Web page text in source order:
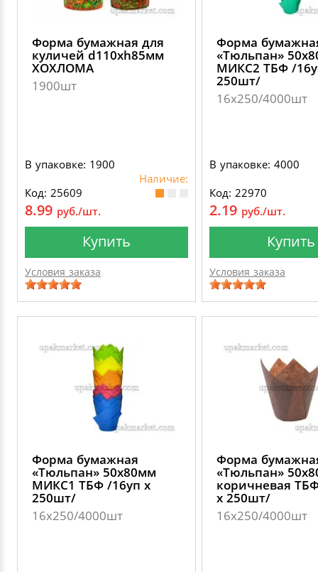
Форма бумажная для
куличей d110хh85мм
ХОХЛОМА
1900шт
В упаковке: 1900
Наличие:
Код: 25609
8.99 руб./шт.
Купить
Условия заказа
Форма
«Тюльпан»
МИКС2 ТБФ /
250шт/
16х250/4000шт
В упаковке: 4000
Код: 22970
2.19 руб./шт.
Купить
Условия заказа
Форма бумажная
«Тюльпан» 50х80мм
МИКС1 ТБФ /16уп х
250шт/
16х250/4000шт
Форма
«Тюльпан»
коричневая
х 250шт/
16х250/4000шт